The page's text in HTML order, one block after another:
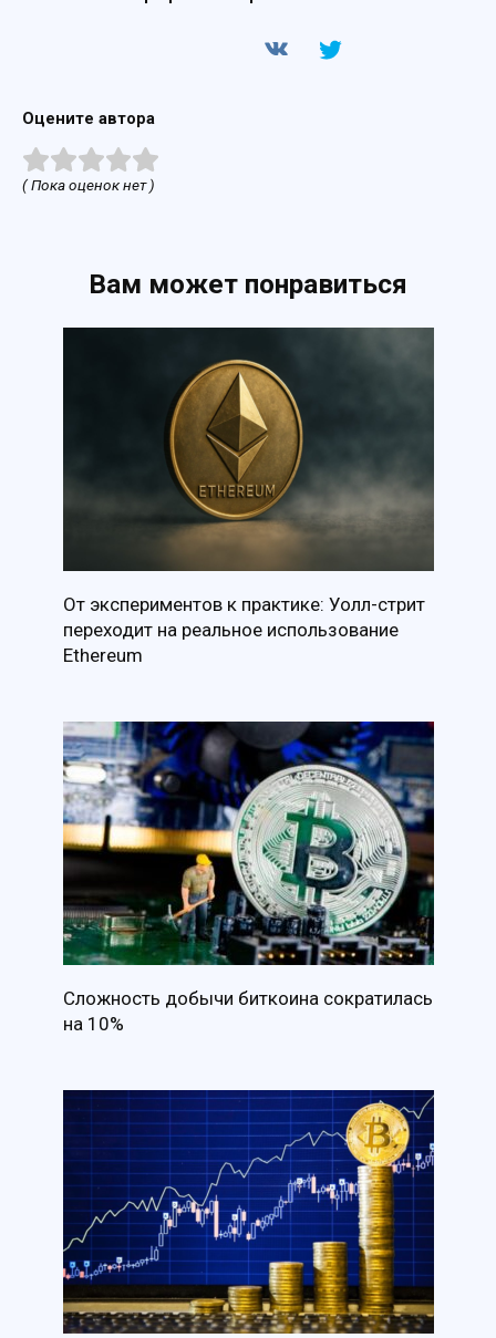
Оцените автора
( Пока оценок нет )
Вам может понравиться
От экспериментов к практике: Уолл-стрит
переходит на реальное использование
Ethereum
Сложность добычи биткоина сократилась
на 10%